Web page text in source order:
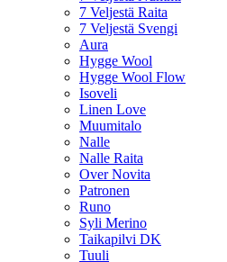
7 Veljestä Raita
7 Veljestä Svengi
Aura
Hygge Wool
Hygge Wool Flow
Isoveli
Linen Love
Muumitalo
Nalle
Nalle Raita
Over Novita
Patronen
Runo
Syli Merino
Taikapilvi DK
Tuuli